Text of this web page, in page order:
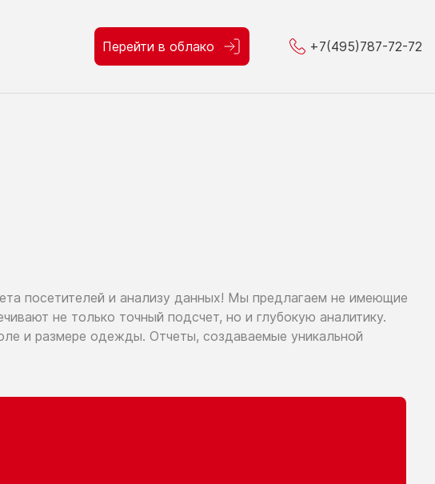
Перейти в облако +7(495)787-72-72
посетителей и анализу данных! Мы предлагаем не имеющие
не только точный подсчет, но и глубокую аналитику.
и размере одежды. Отчеты, создаваемые уникальной